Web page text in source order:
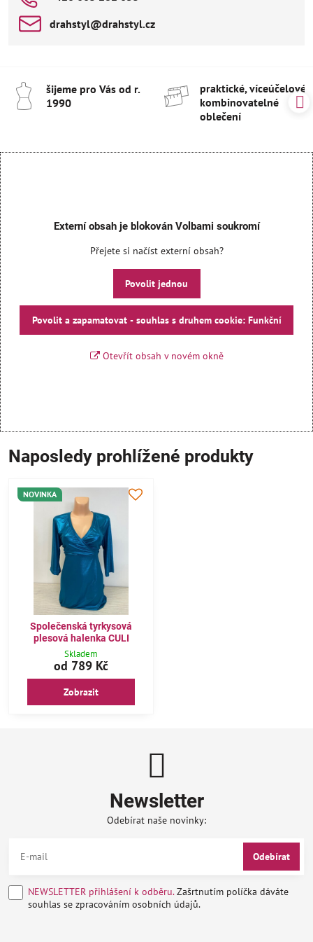
drahstyl​@drahstyl​.cz
šijeme pro Vás od r​.
1990
praktické, víceúčelové
kombinovatelné
oblečení
Externí obsah je blokován Volbami soukromí
Přejete si načíst externí obsah?
Povolit jednou
Povolit a zapamatovat - souhlas s druhem cookie: Funkční
Otevřít obsah v novém okně
Naposledy prohlížené produkty
NOVINKA
Společenská tyrkysová
plesová halenka CULI
Skladem
od 789 Kč
Zobrazit
Newsletter
Odebírat naše novinky:
Odebírat
NEWSLETTER přihlášení k odběru.Zašrtnutím políčka dáváte
souhlas se zpracováním osobních údajů.